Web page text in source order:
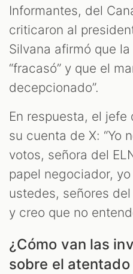
Informantes, del
criticaron al
Silvana afirmó que
“fracasó” y que el
decepcionado”.
En respuesta, el jefe
su cuenta de X: “Yo
votos, señora del
papel negociador,
ustedes, señores
y creo que no
¿Cómo van las
sobre el